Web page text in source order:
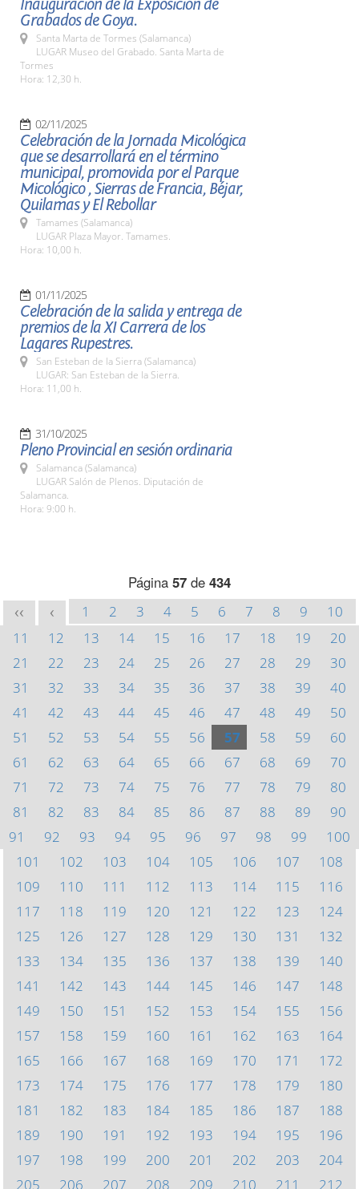
Inauguración de la Exposición de
Grabados de Goya.
Santa Marta de Tormes (Salamanca)
LUGAR Museo del Grabado. Santa Marta de
Tormes
Hora: 12,30 h.
02/11/2025
Celebración de la Jornada Micológica
que se desarrollará en el término
municipal, promovida por el Parque
Micológico , Sierras de Francia, Béjar,
Quilamas y El Rebollar
Tamames (Salamanca)
LUGAR Plaza Mayor. Tamames.
Hora: 10,00 h.
01/11/2025
Celebración de la salida y entrega de
premios de la XI Carrera de los
Lagares Rupestres.
San Esteban de la Sierra (Salamanca)
LUGAR: San Esteban de la Sierra.
Hora: 11,00 h.
31/10/2025
Pleno Provincial en sesión ordinaria
Salamanca (Salamanca)
LUGAR Salón de Plenos. Diputación de
Salamanca.
Hora: 9:00 h.
Página 57 de 434
<< < 1 2 3 4 5 6 7 8 9
10
11
12 13 14 15 16 17 18 19
20
21
22 23 24 25 26 27 28 29
30
31
32 33 34 35 36 37 38 39
40
41
42 43 44 45 46 47 48 49
50
51
52 53 54 55 56 57 58 59
60
61
62 63 64 65 66 67 68 69
70
71
72 73 74 75 76 77 78 79
80
81
82 83 84 85 86 87 88 89
90
91
92 93 94 95 96 97 98 99
100
101
102 103 104 105 106 107
108
109
110 111 112 113 114 115
116
117
118 119 120 121 122 123
124
125
126 127 128 129 130 131
132
133
134 135 136 137 138 139
140
141
142 143 144 145 146 147
148
149
150 151 152 153 154 155
156
157
158 159 160 161 162 163
164
165
166 167 168 169 170 171
172
173
174 175 176 177 178 179
180
181
182 183 184 185 186 187
188
189
190 191 192 193 194 195
196
197
198 199 200 201 202 203
204
205
206 207 208 209 210 211 212